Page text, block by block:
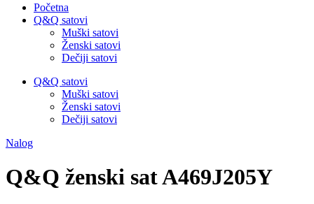
Početna
Q&Q satovi
Muški satovi
Ženski satovi
Dečiji satovi
Q&Q satovi
Muški satovi
Ženski satovi
Dečiji satovi
Nalog
Q&Q ženski sat A469J205Y